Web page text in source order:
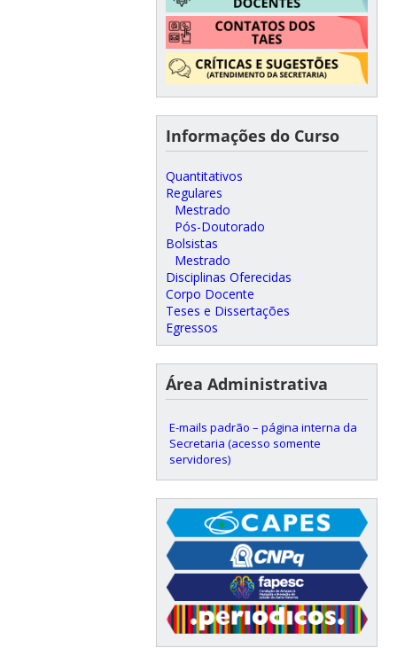
Informações do Curso
Quantitativos
Regulares
Mestrado
Pós-Doutorado
Bolsistas
Mestrado
Disciplinas Oferecidas
Corpo Docente
Teses e Dissertações
Egressos
Área Administrativa
E-mails padrão – página interna da
Secretaria (acesso somente
servidores)